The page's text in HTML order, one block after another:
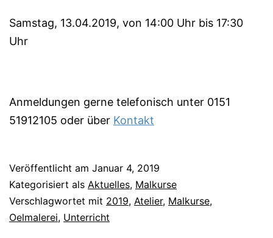
Samstag, 13.04.2019, von 14:00 Uhr bis 17:30
Uhr
Anmeldungen gerne telefonisch unter 0151
51912105 oder über Kontakt
Veröffentlicht am Januar 4, 2019
Kategorisiert als Aktuelles, Malkurse
Verschlagwortet mit 2019, Atelier, Malkurse,
Oelmalerei, Unterricht